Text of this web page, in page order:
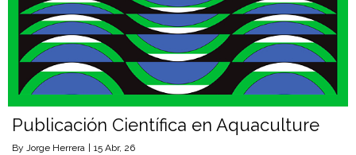
Publicación Científica en Aquaculture
By Jorge Herrera 15 Abr, 26